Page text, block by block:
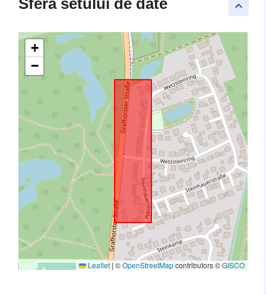
keyboard_arrow_up
Sfera setului de date
+
−
Leaflet | ©OpenStreetMapcontributors ©GISCO